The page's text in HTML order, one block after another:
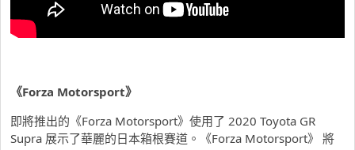
《Forza Motorsport》
即將推出的《Forza Motorsport》使用了 2020 Toyota GR
Supra 展示了華麗的日本箱根賽道。《Forza Motorsport》 將